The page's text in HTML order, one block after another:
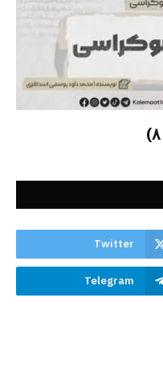
Twitter
Telegram